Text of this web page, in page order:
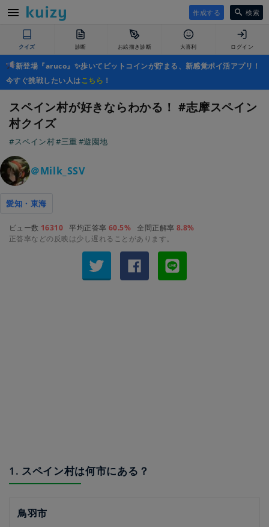
作成する 検索
クイズ 診断 お絵描き診断 大喜利 ログイン
新登場『aruco』✨歩いてビットコインが貯まる、新感覚ポイ活アプリ！
今すぐ挑戦したい人はこちら ！
スペイン村が好きならわかる！ #志摩スペイン
村クイズ
#スペイン村#三重 #遊園地
＠Milk_SSV
愛知・東海
ビュー数 16310 平均正答率 60.5% 全問正解率 8.8%
正答率などの反映は少し遅れることがあります。
1. スペイン村は何市にある？
鳥羽市